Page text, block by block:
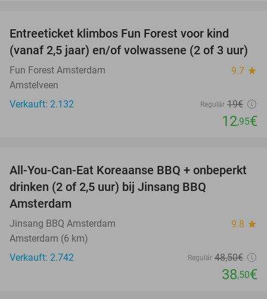
Entreeticket klimbos Fun Forest voor kind
(vanaf 2,5 jaar) en/of volwassene (2 of 3 uur)
Fun Forest Amsterdam 9.7 star
Amstelveen
Verkauft: 2.132
Regulär 19€
12,95€
21%
All-You-Can-Eat Koreaanse BBQ + onbeperkt
drinken (2 of 2,5 uur) bij Jinsang BBQ
Amsterdam
Jinsang BBQ Amsterdam 9.8 star
Amsterdam (6 km)
Verkauft: 2.742
Regulär 48,50€
38,50€